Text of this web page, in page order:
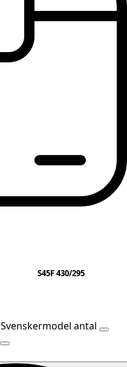
S45F 430/295
antal